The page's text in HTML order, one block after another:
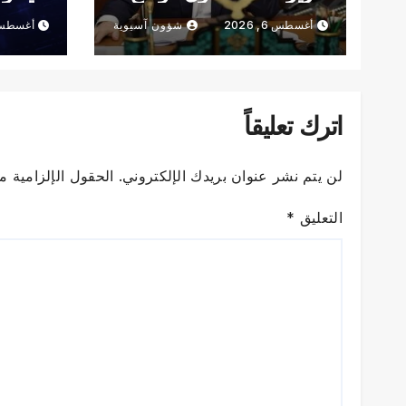
في قطاع دوبروبولسكي
في دونيتسك
أغسطس 6, 2026 شؤون آسيوية أغسطس 6,
اترك تعليقاً
لن يتم نشر عنوان بريدك الإلكتروني. الحقول الإلزامية
التعليق *